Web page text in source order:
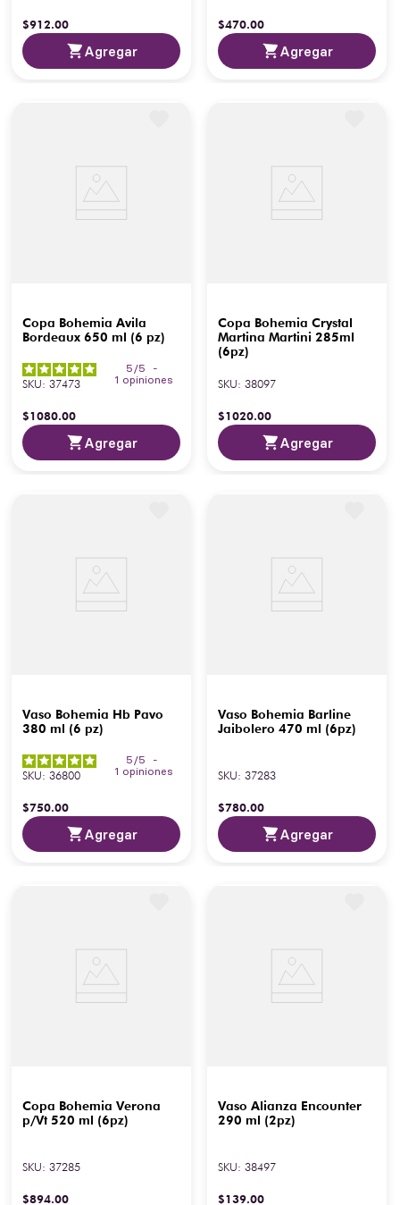
$912.00
Agregar
$470.00
Agregar
Copa Bohemia Avila
Bordeaux 650 ml (6 pz)
5 /5
-
1 opiniones
SKU: 37473
$1080.00
Agregar
Copa Bohemia Crystal
Martina Martini 285ml
(6pz)
SKU: 38097
$1020.00
Agregar
Vaso Bohemia Hb Pavo
380 ml (6 pz)
5 /5
-
1 opiniones
SKU: 36800
$750.00
Agregar
Vaso Bohemia Barline
Jaibolero 470 ml (6pz)
SKU: 37283
$780.00
Agregar
Copa Bohemia Verona
p/Vt 520 ml (6pz)
SKU: 37285
$894.00
Vaso Alianza Encounter
290 ml (2pz)
SKU: 38497
$139.00